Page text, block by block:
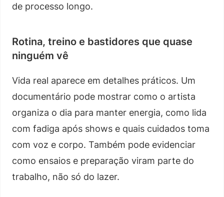
de processo longo.
Rotina, treino e bastidores que quase
ninguém vê
Vida real aparece em detalhes práticos. Um
documentário pode mostrar como o artista
organiza o dia para manter energia, como lida
com fadiga após shows e quais cuidados toma
com voz e corpo. Também pode evidenciar
como ensaios e preparação viram parte do
trabalho, não só do lazer.